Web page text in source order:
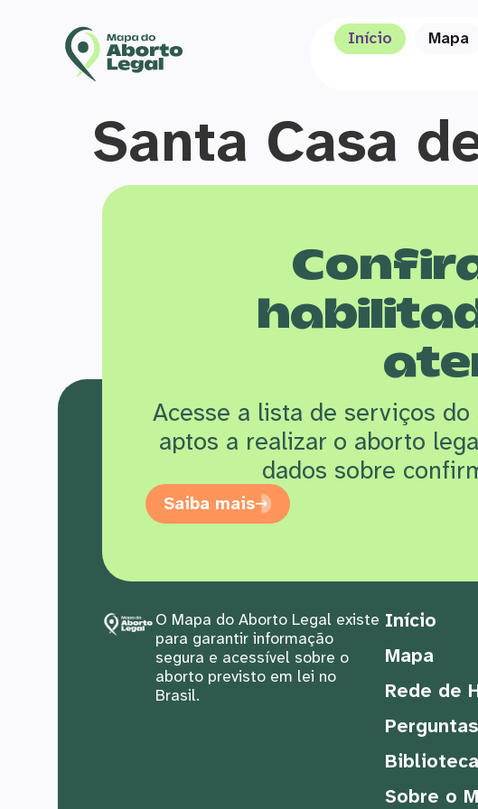
Início Mapa
Santa Casa
Acesse a lista de serviços do
aptos a realizar o aborto
dados sobre
Saiba mais
O Mapa do Aborto Legal existe
para garantir informação
segura e acessível sobre o
aborto previsto em lei no
Brasil.
Início
Mapa
Rede de
Biblioteca
Sobre o